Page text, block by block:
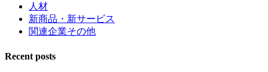
人材
新商品・新サービス
関連企業その他
Recent posts